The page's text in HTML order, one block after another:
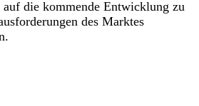
auf die kommende Entwicklung zu
des Marktes